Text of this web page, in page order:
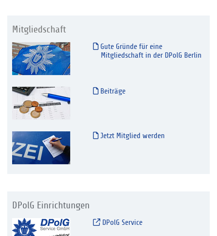
Mitgliedschaft
Gute Gründe für eine
Mitgliedschaft in der DPolG Berlin
Beiträge
Jetzt Mitglied werden
DPolG Einrichtungen
DPolG Service